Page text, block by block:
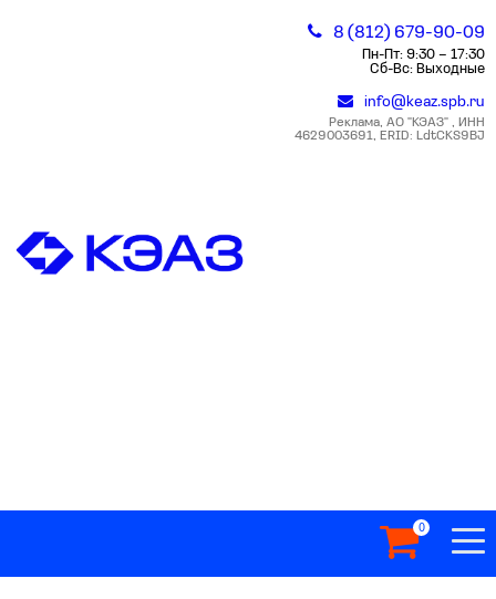
8 (812) 679-90-09
Пн-Пт: 9:30 – 17:30
Сб-Вс: Выходные
info@keaz.spb.ru
Реклама, АО "КЭАЗ" , ИНН
4629003691, ERID: LdtCKS9BJ
0